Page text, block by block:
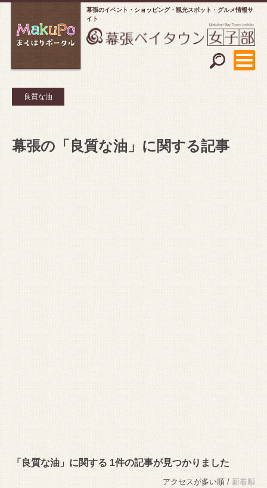
幕張のイベント・ショッピング
観光スポット・グルメ情報サ
イト
良質な油
幕張の「良質な油」に関する記事
「良質な油」に関する 1件の記事が見つかりました
アクセスが多い順 / 新着順